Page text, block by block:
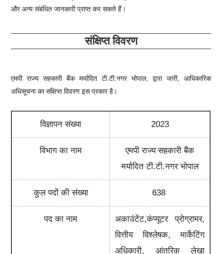
और अन्य संबंधित जानकारी प्राप्त कर सकते हैं।
संक्षिप्त विवरण
एमपी राज्य सहकारी बैंक मर्यादित टी.टी.नगर भोपाल, द्वारा जारी, आधिकारिक
अधिसूचना का संक्षिप्त विवरण इस प्रकार है।
विज्ञापन संख्या 2023
विभाग का नाम
एमपी राज्य सहकारी बैंक
मर्यादित टी.टी.नगर भोपाल
कुल पदों की संख्या 638
पद का नाम
अकाउंटेंट,कंप्यूटर प्रोग्रामर,
वित्तीय विश्लेषक, मार्केटिंग
अधिकारी, आंतरिक लेखा